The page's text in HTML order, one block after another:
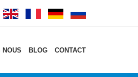
NOUS BLOG CONTACT